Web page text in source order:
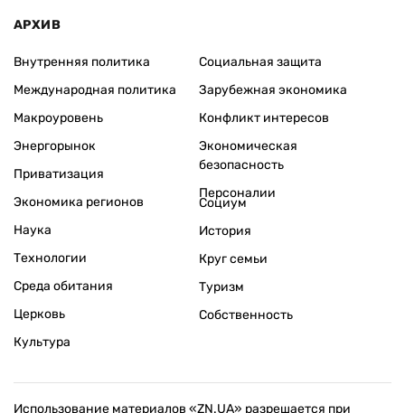
АРХИВ
Внутренняя политика
Международная политика
Макроуровень
Энергорынок
Приватизация
Экономика регионов
Социальная защита
Зарубежная экономика
Конфликт интересов
Экономическая
безопасность
Персоналии
Наука
Технологии
Среда обитания
Церковь
Культура
Социум
История
Круг семьи
Туризм
Собственность
Использование материалов «ZN.UA» разрешается при